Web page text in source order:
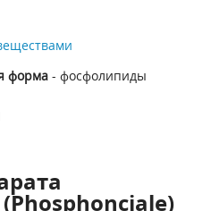
форма - фосфолипиды